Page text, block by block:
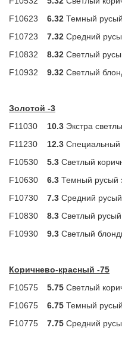
F10623
6.32 Темный
F10723
7.32 Средний
F10832
8.32 Светлый
F10932
9.32 Светлый
Золотой -3
F11030
10.3 Экстра
F11230
12.3 Специальный
F10530
5.3 Светлый
F10630
6.3 Темный русый
F10730
7.3 Средний
F10830
8.3 Светлый русый
F10930
9.3 Светлый
Коричнево-красный -75
F10575
5.75 Светлый
F10675
6.75 Темный
F10775
7.75 Средний